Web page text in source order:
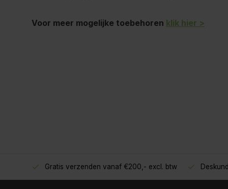
Voor meer mogelijke toebehoren klik hier >
Gratis verzenden vanaf €200,- excl. btw Deskundig advies!